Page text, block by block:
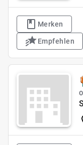
Merken
Empfehlen